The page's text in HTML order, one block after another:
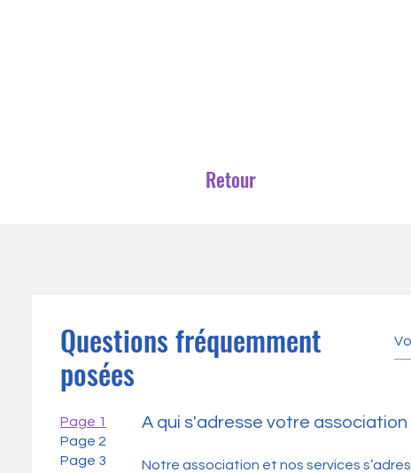
Retour
Questions fréquemment
posées
Page 1
Page 2
Page 3
A qui s'adresse votre association
Notre association et nos services